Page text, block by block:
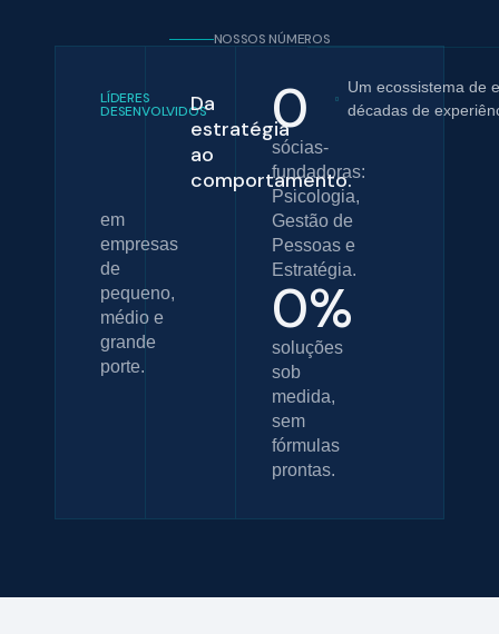
NOSSOS NÚMEROS
LÍDERES
DESENVOLVIDOS
em
empresas
de
pequeno,
médio e
grande
porte.
+
Da
estratégia
ao
comportamento.
sócias-
fundadoras:
Psicologia,
Gestão de
Pessoas e
Estratégia.
0
soluções
sob
medida,
sem
fórmulas
prontas.
0%
Um ecossistema de
décadas de